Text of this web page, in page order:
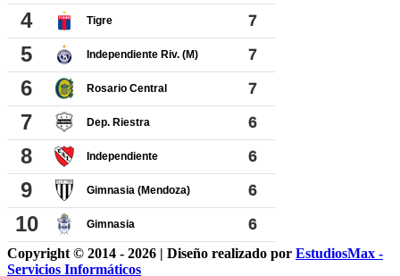
Copyright © 2014 - 2026 | Diseño realizado por EstudiosMax -
Servicios Informáticos